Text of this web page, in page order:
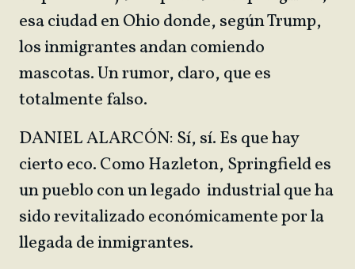
esa ciudad en Ohio donde, según Trump,
los inmigrantes andan comiendo
mascotas. Un rumor, claro, que es
totalmente falso.
DANIEL ALARCÓN: Sí, sí. Es que hay
cierto eco. Como Hazleton, Springfield es
un pueblo con un legado industrial que ha
sido revitalizado económicamente por la
llegada de inmigrantes.